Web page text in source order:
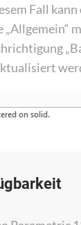
Fall
„Allgemein“